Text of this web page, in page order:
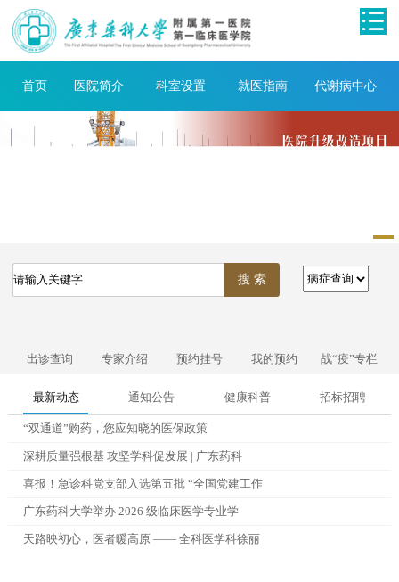
首页 医院简介 科室设置 就医指南 代谢病中心
出诊查询 专家介绍 预约挂号 我的预约 战“疫”专栏
最新动态 通知公告 健康科普 招标招聘
“双通道”购药，您应知晓的医保政策
深耕质量强根基 攻坚学科促发展 | 广东药科
喜报！急诊科党支部入选第五批 “全国党建工作
广东药科大学举办 2026 级临床医学专业学
天路映初心，医者暖高原 —— 全科医学科徐丽